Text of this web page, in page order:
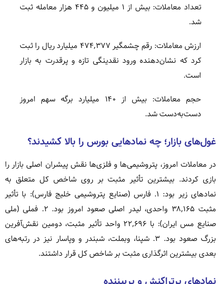
تعداد معاملات: بیش از ۱ میلیون و ۴۴۵ هزار معامله ثبت
شد.
ارزش معاملات: رقم چشمگیر ۴۷۴,۳۷۷ میلیارد ریال را ثبت
کرد که نشان‌دهنده ورود نقدینگی تازه و پرقدرت به بازار
است.
حجم معاملات: بیش از ۱۴۰ میلیارد برگه سهم امروز
دست‌به‌دست شد.
غول‌های بازار؛ چه نمادهایی بورس را بالا کشیدند؟
در معاملات امروز، پتروشیمی‌ها و فلزی‌ها نقش پیشران اصلی بازار را
بازی کردند. بیشترین تأثیر مثبت بر روی شاخص کل متعلق به
نمادهای زیر بود: ۱. فارس (صنایع پتروشیمی خلیج فارس): با تأثیر
مثبت ۳۸,۱۶۵ واحدی، لیدر اصلی صعود امروز بود. ۲. فملی (ملی
صنایع مس ایران): با ۲۲,۶۹۶ واحد تأثیر مثبت، دومین نقش‌آفرین
بزرگ صعود بود. ۳. شپنا، وبملت، شبندر و وپاسار نیز در رتبه‌های
بعدی بیشترین اثرگذاری مثبت بر شاخص کل قرار داشتند.